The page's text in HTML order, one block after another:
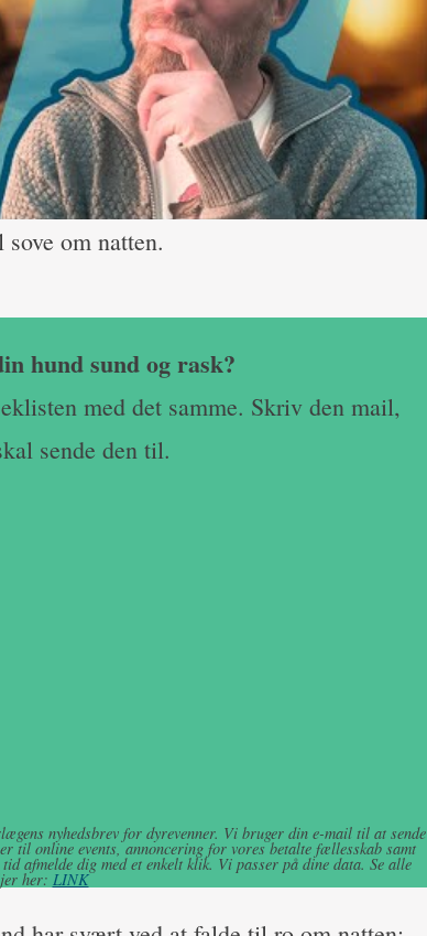
om natten.
hund sund og rask?
med det samme. Skriv den mail,
sende den til.
nyhedsbrev for dyrevenner. Vi bruger din e-mail til at sende
til online events, annoncering for vores betalte fællesskab samt
afmelde dig med et enkelt klik. Vi passer på dine data. Se alle
her: LINK